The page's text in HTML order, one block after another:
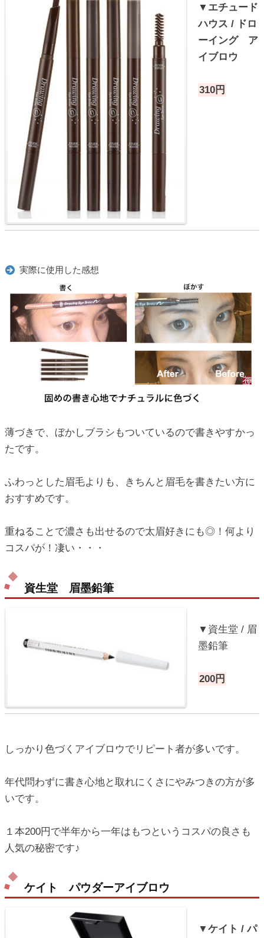
▼エチュード
ハウス / ドロ
ーイング ア
イブロウ
310円
実際に使用した感想
薄づきで、ぼかしブラシもついているので書きやすかっ
たです。
ふわっとした眉毛よりも、きちんと眉毛を書きたい方に
おすすめです。
重ねることで濃さも出せるので太眉好きにも◎！何より
コスパが！凄い・・・
資生堂 眉墨鉛筆
▼資生堂 / 眉
墨鉛筆
200円
しっかり色づくアイブロウでリピート者が多いです。
年代問わずに書き心地と取れにくさにやみつきの方が多
いです。
１本200円で半年から一年はもつというコスパの良さも
人気の秘密です♪
ケイト パウダーアイブロウ
▼ケイト / パ